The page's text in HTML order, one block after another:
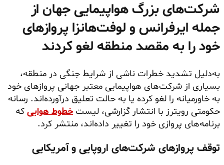
شرکت‌های بزرگ هواپیمایی جهان از
جمله ایرفرانس و لوفت‌هانزا پروازهای
خود را به مقصد منطقه لغو کردند
به‌دلیل تشدید خطرات ناشی از شرایط جنگی در منطقه،
بسیاری از شرکت‌های هواپیمایی معتبر جهانی پروازهای خود
به خاورمیانه را لغو کرده یا به حالت تعلیق درآورده‌اند. رسانه
حکومتی رویترز با انتشار گزارشی، لیست خطوط هوایی که
برنامه‌های پروازی خود را تغییر داده‌اند، منتشر کرد.
توقف پروازهای شرکت‌های اروپایی و آمریکایی